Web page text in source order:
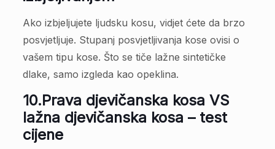
Ako izbjeljujete ljudsku kosu, vidjet ćete da brzo
posvjetljuje. Stupanj posvjetljivanja kose ovisi o
vašem tipu kose. Što se tiče lažne sintetičke
dlake, samo izgleda kao opeklina.
10.Prava djevičanska kosa VS
lažna djevičanska kosa – test
cijene